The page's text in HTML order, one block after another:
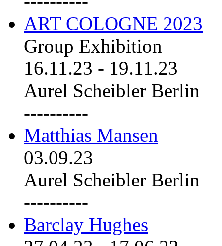
ART COLOGNE 2023
Group Exhibition
16.11.23 - 19.11.23
Aurel Scheibler Berlin
----------
Matthias Mansen
03.09.23
Aurel Scheibler Berlin
----------
Barclay Hughes